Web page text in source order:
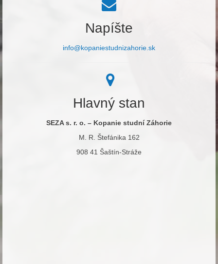
Napíšte
info@kopaniestudnizahorie.sk
Hlavný stan
SEZA s. r. o. – Kopanie studní Záhorie
M. R. Štefánika 162
908 41 Šaštín-Stráže